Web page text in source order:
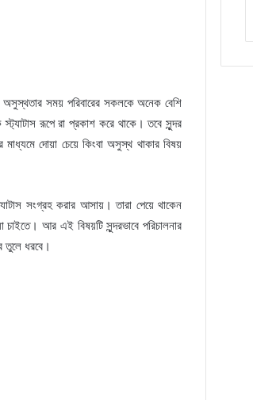
সময় পরিবারের সকলকে অনেক বেশি
রূপে রা প্রকাশ করে থাকে। তবে সুন্দর
মাধ্যমে দোয়া চেয়ে কিংবা অসুস্থ থাকার বিষয়
সংগ্রহ করার আসায়। তারা পেয়ে থাকেন
আর এই বিষয়টি সুন্দরভাবে পরিচালনার
তুলে ধরবে।